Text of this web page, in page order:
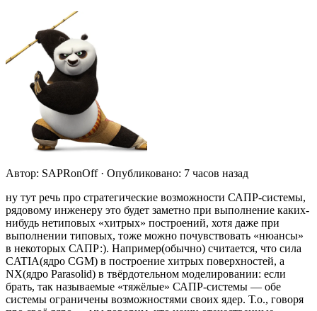
Автор: SAPRonOff · Опубликовано: 7 часов назад
ну тут речь про стратегические возможности САПР-системы,
рядовому инженеру это будет заметно при выполнение каких-
нибудь нетиповых «хитрых» построений, хотя даже при
выполнении типовых, тоже можно почувствовать «нюансы»
в некоторых САПР:). Например(обычно) считается, что сила
CATIA(ядро CGM) в построение хитрых поверхностей, а
NX(ядро Parasolid) в твёрдотельном моделировании: если
брать, так называемые «тяжёлые» САПР-системы — обе
системы ограничены возможностями своих ядер. Т.о., говоря